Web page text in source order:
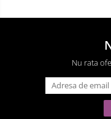
Nu rata